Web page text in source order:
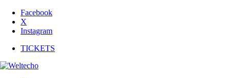
Facebook
X
Instagram
TICKETS